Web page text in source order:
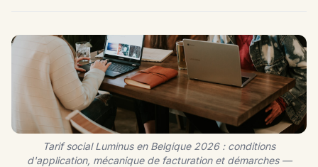
Tarif social Luminus en Belgique 2026 : conditions
d'application, mécanique de facturation et démarches —